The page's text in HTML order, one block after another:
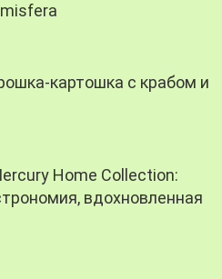
картошка с крабом и
Home Collection:
вдохновленная